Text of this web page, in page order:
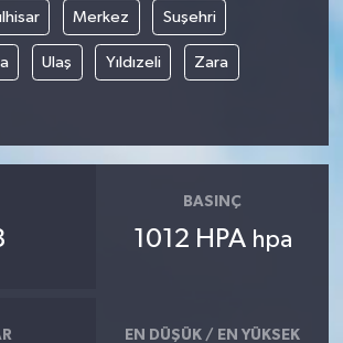
Merkez Suşehri
Ulaş Yıldızeli Zara
BASINÇ
1012 HPA hpa
EN DÜŞÜK / EN YÜKSEK